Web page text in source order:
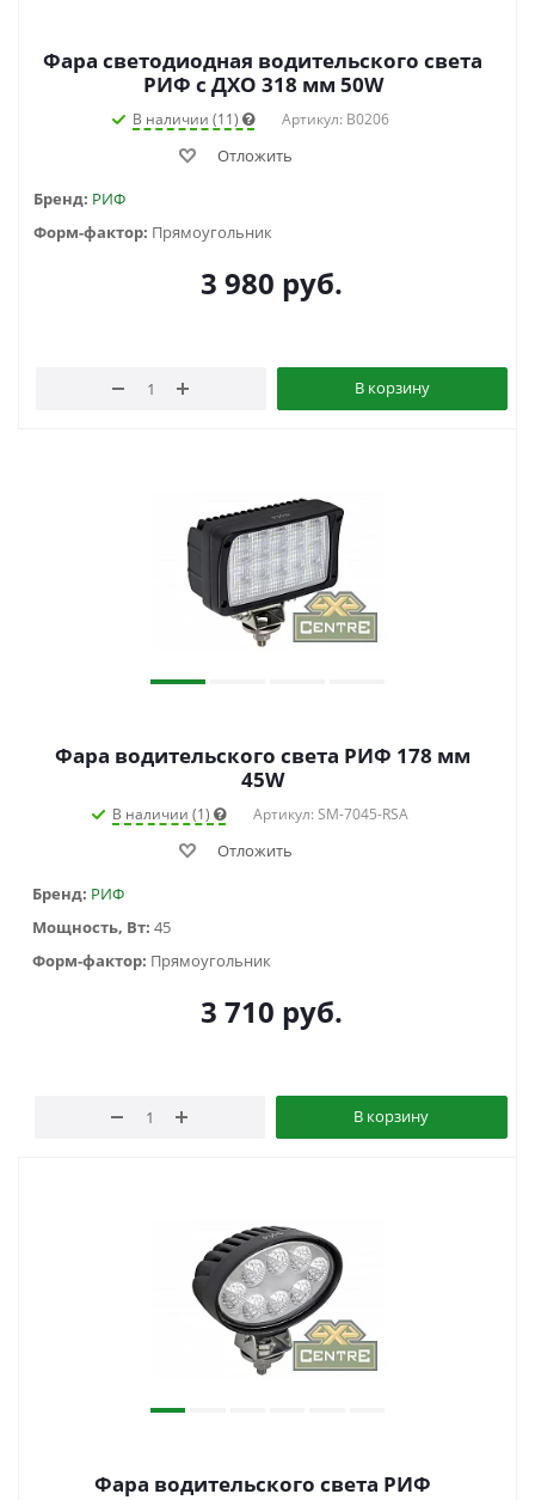
Фара светодиодная водительского света
РИФ с ДХО 318 мм 50W
В наличии (11) Артикул: B0206
Отложить
Бренд: РИФ
Форм-фактор: Прямоугольник
3 980 руб.
В корзину
Фара водительского света РИФ 178 мм
45W
В наличии (1) Артикул: SM-7045-RSA
Отложить
Бренд: РИФ
Мощность, Вт: 45
Форм-фактор: Прямоугольник
3 710 руб.
В корзину
Фара водительского света РИФ